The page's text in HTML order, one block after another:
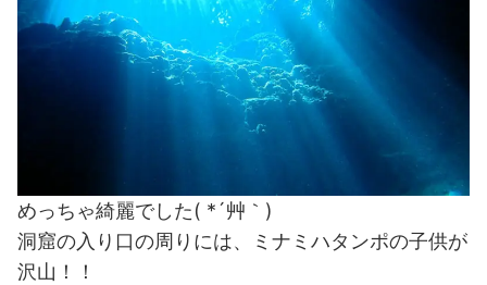
めっちゃ綺麗でした( *´艸｀)
洞窟の入り口の周りには、ミナミハタンポの子供が
沢山！！